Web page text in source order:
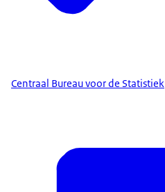
Centraal Bureau voor de Statistiek